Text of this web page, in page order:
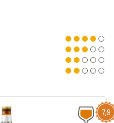
7,9